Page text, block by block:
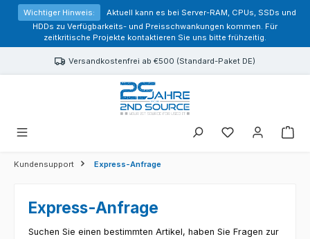
springen
Wichtiger Hinweis:
Aktuell kann es bei Server-RAM, CPUs, SSDs und
HDDs zu Verfügbarkeits- und Preisschwankungen kommen. Für
zeitkritische Projekte kontaktieren Sie uns bitte frühzeitig.
Versandkostenfrei ab €500 (Standard-Paket DE)
Sie haben 0
Kundensupport Express-Anfrage
Express-Anfrage
Suchen Sie einen bestimmten Artikel, haben Sie Fragen zur